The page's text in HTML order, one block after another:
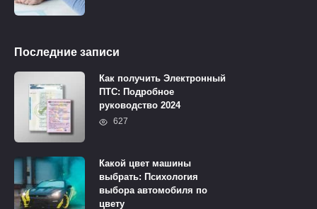
Последние записи
Как получить Электронный
ПТС: Подробное
руководство 2024
627
Какой цвет машины
выбрать: Психология
выбора автомобиля по
цвету